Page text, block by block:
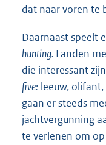
dat naar voren te
Daarnaast speelt
hunting. Landen
die interessant
five: leeuw,
gaan er steeds
jachtvergunning
te verlenen om